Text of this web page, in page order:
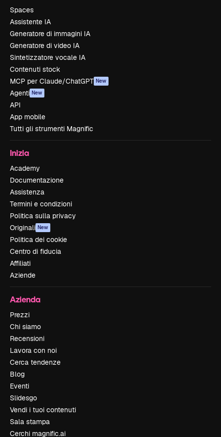
Spaces
Assistente IA
Generatore di immagini IA
Generatore di video IA
Sintetizzatore vocale IA
Contenuti stock
MCP per Claude/ChatGPT New
Agenti New
API
App mobile
Tutti gli strumenti Magnific
Inizia
Academy
Documentazione
Assistenza
Termini e condizioni
Politica sulla privacy
Originali New
Politica dei cookie
Centro di fiducia
Affiliati
Aziende
Azienda
Prezzi
Chi siamo
Recensioni
Lavora con noi
Cerca tendenze
Blog
Eventi
Slidesgo
Vendi i tuoi contenuti
Sala stampa
Cerchi magnific.ai